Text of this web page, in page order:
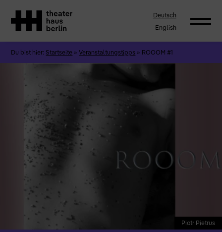
Deutsch
English
Du bist hier: Startseite »Veranstaltungstipps » ROOOM #1
Piotr Pietrus